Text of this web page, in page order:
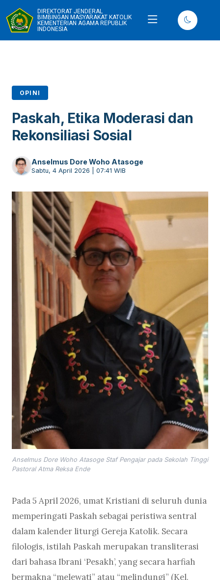
DIREKTORAT JENDERAL
BIMBINGAN MASYARAKAT KATOLIK
KEMENTERIAN AGAMA REPUBLIK
INDONESIA
OPINI
Paskah, Etika Moderasi dan
Rekonsiliasi Sosial
Anselmus Dore Woho Atasoge
Sabtu, 4 April 2026 | 07:41 WIB
Anselmus Dore Woho Atasoge Staf Pengajar pada Sekolah Tinggi
Pastoral Atma Reksa Ende
Pada 5 April 2026, umat Kristiani di seluruh dunia
memperingati Paskah sebagai peristiwa sentral
dalam kalender liturgi Gereja Katolik. Secara
filologis, istilah Paskah merupakan transliterasi
dari bahasa Ibrani ‘Pesakh’, yang secara harfiah
bermakna “melewati” atau “melindungi” (Kel.